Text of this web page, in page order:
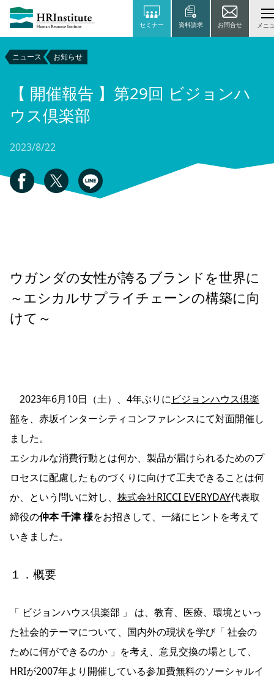
セミナー 資料請求 お問合せ メニ
ニュース お知らせ
【 開催報告 】第29回 ビジョンハ
ウス倶楽部
2023/8/22
ウガンダの女性が誇るブランドを世界に
～エシカルサプライチェーンの構築に向
けて～
2023年6月10日（土）、4年ぶりにビジョンハウス倶楽
部を、赤坂インターシティコンファレンスにて対面開催し
ました。
エシカルな消費行動とは何か、製品が届けられるためのプ
ロセスに配慮したものづくりに向けて工夫できることは何
か、という問いに対し、 株式会社RICCI EVERYDAY代表取
締役の仲本 千津 様をお招きして、一緒にヒントを考えて
いきました。
１．概要
「 ビジョンハウス倶楽部 」 は、教育、医療、環境といっ
た社会的テーマについて、国内外の現状を学び「 社会の
ために何ができるのか 」を考え、意見交換の場として、
HRIが2007年より開催している参加費無料のソーシャルイ